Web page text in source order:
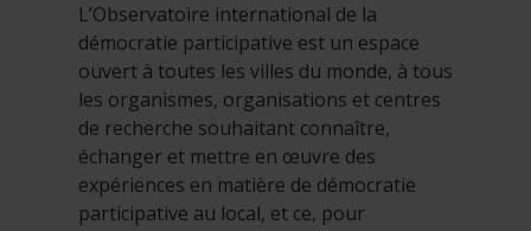
L’Observatoire international de la
démocratie participative est un espace
ouvert à toutes les villes du monde, à tous
les organismes, organisations et centres
de recherche souhaitant connaître,
échanger et mettre en œuvre des
expériences en matière de démocratie
participative au local, et ce, pour